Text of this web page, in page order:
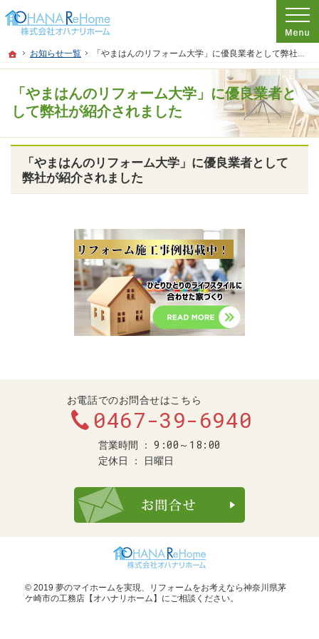
ホーム
お知らせ一覧 「やまはんのリフォーム大学」に優良業者として弊社が紹介されました
「やまはんのリフォーム大学」に優良業者と
して弊社が紹介されました
プロの目線からご提案。神奈川県茅ケ崎市のリフォームを手がける工務店なら当社
リフォームをお考えなら神奈川県茅ケ崎市の工務店【オハナリホーム】へ！
「やまはんのリフォーム大学」に優良業者として
弊社が紹介されました
お電話でのお問合せはこちら
0467-39-6940
営業時間 9:00～18:00
定休日 日曜日
© 2019 夢のマイホームを実現、
リフォームをお考えなら神奈川県茅
ケ崎市の工務店【オハナリホーム】 にご相談ください。